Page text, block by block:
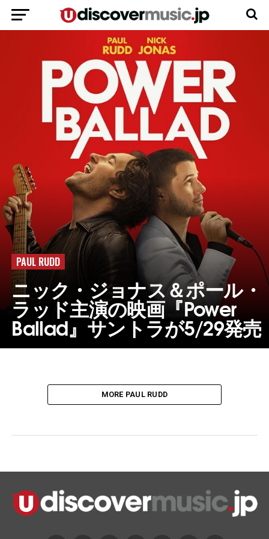
PAUL RUDD
ニック・ジョナス＆ポール・
ラッド主演の映画『Power
Ballad』サントラが5/29発売
MORE PAUL RUDD